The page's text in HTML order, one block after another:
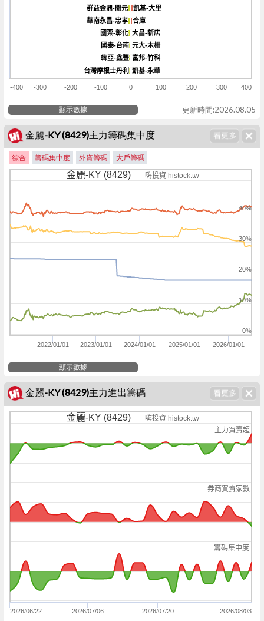
凱基-大里
凱基-大里
合庫
合庫
大昌-新店
大昌-新店
元大-木柵
元大-木柵
富邦-竹科
富邦-竹科
凱基-永華
凱基-永華
群益金鼎-開元
群益金鼎-開元
華南永昌-忠孝
華南永昌-忠孝
國票-彰化
國票-彰化
國泰-台南
國泰-台南
犇亞-鑫豐
犇亞-鑫豐
台灣摩根士丹利
台灣摩根士丹利
-300 -200 -100 0 100 200 300 400
-400
顯示數據 更新時間:2026.08.05
金麗-KY (8429)主力籌碼集中度
綜合 籌碼集中度 外資籌碼 大戶籌碼
金麗-KY (8429) 嗨投資 histock.tw
2022/01/01 2023/01/01 2024/01/01 2025/01/01 2026/01/01
0%
10%
20%
30%
40%
顯示數據
金麗-KY (8429)主力進出籌碼
主力買賣超
券商買賣家數
籌碼集中度
金麗-KY (8429) 嗨投資 histock.tw
2026/06/22 2026/07/06 2026/07/20 2026/08/03